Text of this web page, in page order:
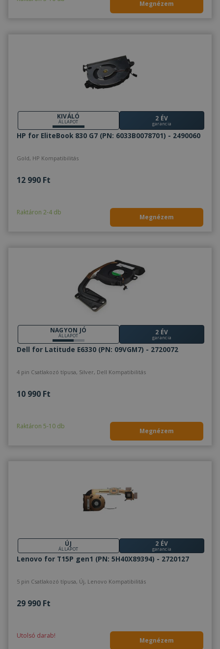
Megnézem
KIVÁLÓ
ÁLLAPOT 2 ÉV
garancia
HP for EliteBook 830 G7 (PN: 6033B0078701) - 2490060
Gold, HP Kompatibilitás
12 990 Ft
Raktáron 2-4 db
Megnézem
NAGYON JÓ
ÁLLAPOT 2 ÉV
garancia
Dell for Latitude E6330 (PN: 09VGM7) - 2720072
4 pin Csatlakozó típusa, Silver, Dell Kompatibilitás
10 990 Ft
Raktáron 5-10 db
Megnézem
ÚJ
ÁLLAPOT
2 ÉV
garancia
Lenovo for T15P gen1 (PN: 5H40X89394) - 2720127
5 pin Csatlakozó típusa, Új, Lenovo Kompatibilitás
29 990 Ft
Utolsó darab!
Megnézem